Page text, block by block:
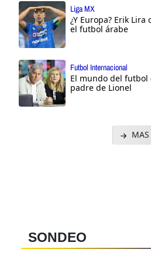
Liga MX
¿Y Europa? Erik
el futbol árabe
Futbol Internacional
El mundo del futbol
padre de Lionel
SONDEO